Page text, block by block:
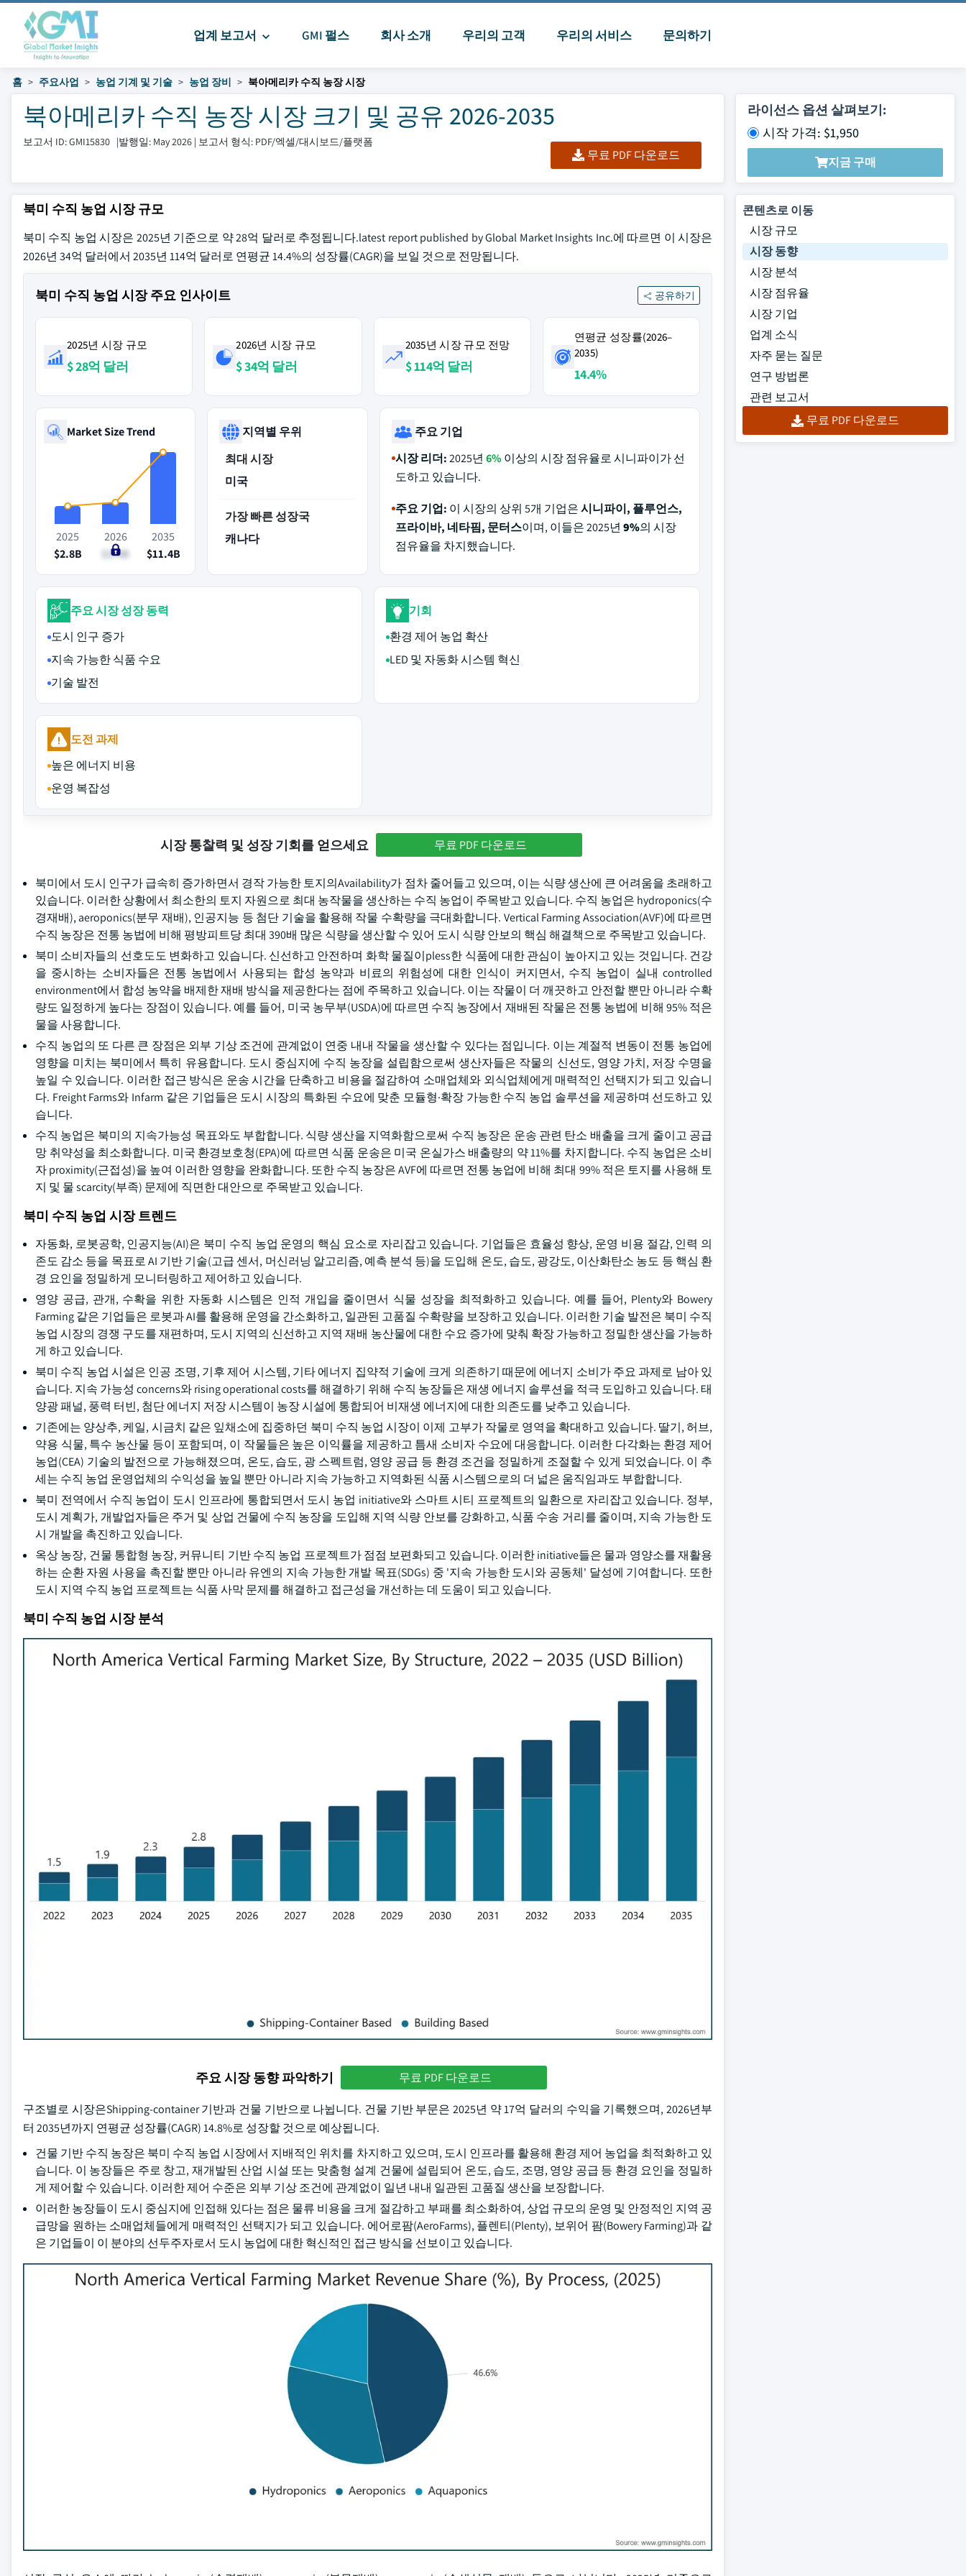
업계 보고서 GMI 펄스 회사 소개 우리의 고객 우리의 서비스 문의하기
홈 주요사업 농업 기계 및 기술 농업 장비 북아메리카 수직 농장 시장
북아메리카 수직 농장 시장 크기 및 공유 2026-2035
보고서 ID: GMI15830 |발행일: May 2026 | 보고서 형식: PDF/엑셀/대시보드/플랫폼
무료 PDF 다운로드
라이선스 옵션 살펴보기:
시작 가격: $1,950
지금 구매
북미 수직 농업 시장 규모
북미 수직 농업 시장은 2025년 기준으로 약 28억 달러로 추정됩니다.latest report published by Global Market Insights Inc.에 따르면 이 시장은
2026년 34억 달러에서 2035년 114억 달러로 연평균 14.4%의 성장률(CAGR)을 보일 것으로 전망됩니다.
북미 수직 농업 시장 주요 인사이트 공유하기
2025년 시장 규모
$ 28억 달러
2026년 시장 규모
$ 34억 달러
2035년 시장 규모 전망
$ 114억 달러
연평균 성장률(2026–
2035)
14.4%
Market Size Trend
2025
$2.8B
2026
$3.4B
2035
$11.4B
지역별 우위
최대 시장
미국
가장 빠른 성장국
캐나다
주요 기업
시장 리더:2025년 6% 이상의 시장 점유율로 시니파이가 선
도하고 있습니다.
주요 기업: 이 시장의 상위 5개 기업은시니파이, 플루언스,
프라이바, 네타핌, 문터스이며, 이들은 2025년 9%의 시장
점유율을 차지했습니다.
주요 시장 성장 동력
도시 인구 증가
지속 가능한 식품 수요
기술 발전
기회
환경 제어 농업 확산
LED 및 자동화 시스템 혁신
도전 과제
높은 에너지 비용
운영 복잡성
시장 통찰력 및 성장 기회를 얻으세요 무료 PDF 다운로드
북미에서 도시 인구가 급속히 증가하면서 경작 가능한 토지의Availability가 점차 줄어들고 있으며, 이는 식량 생산에 큰 어려움을 초래하고
있습니다. 이러한 상황에서 최소한의 토지 자원으로 최대 농작물을 생산하는 수직 농업이 주목받고 있습니다. 수직 농업은 hydroponics(수
경재배), aeroponics(분무 재배), 인공지능 등 첨단 기술을 활용해 작물 수확량을 극대화합니다. Vertical Farming Association(AVF)에 따르면
수직 농장은 전통 농법에 비해 평방피트당 최대 390배 많은 식량을 생산할 수 있어 도시 식량 안보의 핵심 해결책으로 주목받고 있습니다.
북미 소비자들의 선호도도 변화하고 있습니다. 신선하고 안전하며 화학 물질이pless한 식품에 대한 관심이 높아지고 있는 것입니다. 건강
을 중시하는 소비자들은 전통 농법에서 사용되는 합성 농약과 비료의 위험성에 대한 인식이 커지면서, 수직 농업이 실내 controlled
environment에서 합성 농약을 배제한 재배 방식을 제공한다는 점에 주목하고 있습니다. 이는 작물이 더 깨끗하고 안전할 뿐만 아니라 수확
량도 일정하게 높다는 장점이 있습니다. 예를 들어, 미국 농무부(USDA)에 따르면 수직 농장에서 재배된 작물은 전통 농법에 비해 95% 적은
물을 사용합니다.
수직 농업의 또 다른 큰 장점은 외부 기상 조건에 관계없이 연중 내내 작물을 생산할 수 있다는 점입니다. 이는 계절적 변동이 전통 농업에
영향을 미치는 북미에서 특히 유용합니다. 도시 중심지에 수직 농장을 설립함으로써 생산자들은 작물의 신선도, 영양 가치, 저장 수명을
높일 수 있습니다. 이러한 접근 방식은 운송 시간을 단축하고 비용을 절감하여 소매업체와 외식업체에게 매력적인 선택지가 되고 있습니
다. Freight Farms와 Infarm 같은 기업들은 도시 시장의 특화된 수요에 맞춘 모듈형·확장 가능한 수직 농업 솔루션을 제공하며 선도하고 있
습니다.
수직 농업은 북미의 지속가능성 목표와도 부합합니다. 식량 생산을 지역화함으로써 수직 농장은 운송 관련 탄소 배출을 크게 줄이고 공급
망 취약성을 최소화합니다. 미국 환경보호청(EPA)에 따르면 식품 운송은 미국 온실가스 배출량의 약 11%를 차지합니다. 수직 농업은 소비
자 proximity(근접성)을 높여 이러한 영향을 완화합니다. 또한 수직 농장은 AVF에 따르면 전통 농업에 비해 최대 99% 적은 토지를 사용해 토
지 및 물 scarcity(부족) 문제에 직면한 대안으로 주목받고 있습니다.
북미 수직 농업 시장 트렌드
자동화, 로봇공학, 인공지능(AI)은 북미 수직 농업 운영의 핵심 요소로 자리잡고 있습니다. 기업들은 효율성 향상, 운영 비용 절감, 인력 의
존도 감소 등을 목표로 AI 기반 기술(고급 센서, 머신러닝 알고리즘, 예측 분석 등)을 도입해 온도, 습도, 광강도, 이산화탄소 농도 등 핵심 환
경 요인을 정밀하게 모니터링하고 제어하고 있습니다.
영양 공급, 관개, 수확을 위한 자동화 시스템은 인적 개입을 줄이면서 식물 성장을 최적화하고 있습니다. 예를 들어, Plenty와 Bowery
Farming 같은 기업들은 로봇과 AI를 활용해 운영을 간소화하고, 일관된 고품질 수확량을 보장하고 있습니다. 이러한 기술 발전은 북미 수직
농업 시장의 경쟁 구도를 재편하며, 도시 지역의 신선하고 지역 재배 농산물에 대한 수요 증가에 맞춰 확장 가능하고 정밀한 생산을 가능하
게 하고 있습니다.
북미 수직 농업 시설은 인공 조명, 기후 제어 시스템, 기타 에너지 집약적 기술에 크게 의존하기 때문에 에너지 소비가 주요 과제로 남아 있
습니다. 지속 가능성 concerns와 rising operational costs를 해결하기 위해 수직 농장들은 재생 에너지 솔루션을 적극 도입하고 있습니다. 태
양광 패널, 풍력 터빈, 첨단 에너지 저장 시스템이 농장 시설에 통합되어 비재생 에너지에 대한 의존도를 낮추고 있습니다.
기존에는 양상추, 케일, 시금치 같은 잎채소에 집중하던 북미 수직 농업 시장이 이제 고부가 작물로 영역을 확대하고 있습니다. 딸기, 허브,
약용 식물, 특수 농산물 등이 포함되며, 이 작물들은 높은 이익률을 제공하고 틈새 소비자 수요에 대응합니다. 이러한 다각화는 환경 제어
농업(CEA) 기술의 발전으로 가능해졌으며, 온도, 습도, 광 스펙트럼, 영양 공급 등 환경 조건을 정밀하게 조절할 수 있게 되었습니다. 이 추
세는 수직 농업 운영업체의 수익성을 높일 뿐만 아니라 지속 가능하고 지역화된 식품 시스템으로의 더 넓은 움직임과도 부합합니다.
북미 전역에서 수직 농업이 도시 인프라에 통합되면서 도시 농업 initiative와 스마트 시티 프로젝트의 일환으로 자리잡고 있습니다. 정부,
도시 계획가, 개발업자들은 주거 및 상업 건물에 수직 농장을 도입해 지역 식량 안보를 강화하고, 식품 수송 거리를 줄이며, 지속 가능한 도
시 개발을 촉진하고 있습니다.
옥상 농장, 건물 통합형 농장, 커뮤니티 기반 수직 농업 프로젝트가 점점 보편화되고 있습니다. 이러한 initiative들은 물과 영양소를 재활용
하는 순환 자원 사용을 촉진할 뿐만 아니라 유엔의 지속 가능한 개발 목표(SDGs) 중 '지속 가능한 도시와 공동체' 달성에 기여합니다. 또한
도시 지역 수직 농업 프로젝트는 식품 사막 문제를 해결하고 접근성을 개선하는 데 도움이 되고 있습니다.
북미 수직 농업 시장 분석
주요 시장 동향 파악하기 무료 PDF 다운로드
구조별로 시장은Shipping-container 기반과 건물 기반으로 나뉩니다. 건물 기반 부문은 2025년 약 17억 달러의 수익을 기록했으며, 2026년부
터 2035년까지 연평균 성장률(CAGR) 14.8%로 성장할 것으로 예상됩니다.
건물 기반 수직 농장은 북미 수직 농업 시장에서 지배적인 위치를 차지하고 있으며, 도시 인프라를 활용해 환경 제어 농업을 최적화하고 있
습니다. 이 농장들은 주로 창고, 재개발된 산업 시설 또는 맞춤형 설계 건물에 설립되어 온도, 습도, 조명, 영양 공급 등 환경 요인을 정밀하
게 제어할 수 있습니다. 이러한 제어 수준은 외부 기상 조건에 관계없이 일년 내내 일관된 고품질 생산을 보장합니다.
이러한 농장들이 도시 중심지에 인접해 있다는 점은 물류 비용을 크게 절감하고 부패를 최소화하여, 상업 규모의 운영 및 안정적인 지역 공
급망을 원하는 소매업체들에게 매력적인 선택지가 되고 있습니다. 에어로팜(AeroFarms), 플렌티(Plenty), 보위어 팜(Bowery Farming)과 같
은 기업들이 이 분야의 선두주자로서 도시 농업에 대한 혁신적인 접근 방식을 선보이고 있습니다.
콘텐츠로 이동
시장 규모
시장 동향
시장 분석
시장 점유율
시장 기업
업계 소식
자주 묻는 질문
연구 방법론
관련 보고서
무료 PDF 다운로드